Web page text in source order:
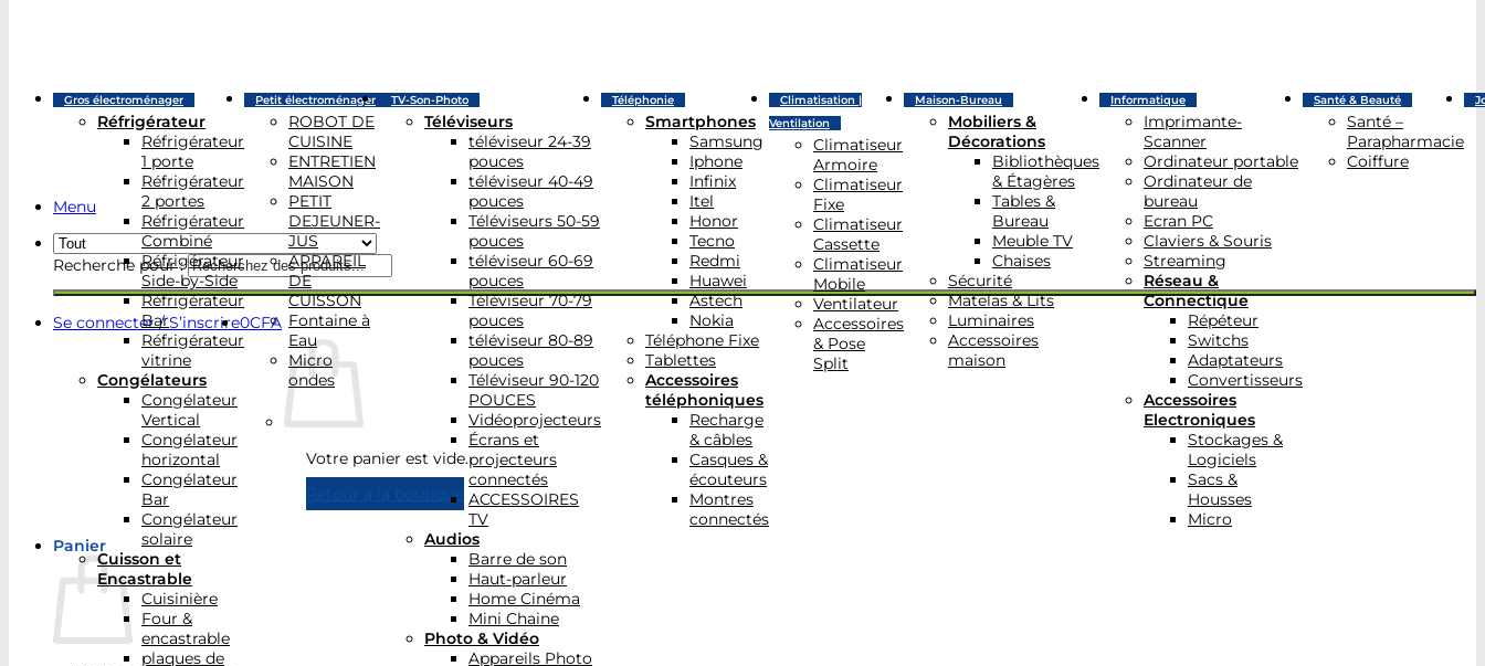
Menu
Recherche pour :
Se connecter / S’inscrire0CFA
Votre panier est vide.
Retour à la boutique
Panier
Gros électroménager
Réfrigérateur
Réfrigérateur
1 porte
Réfrigérateur
2 portes
Réfrigérateur
Combiné
Réfrigérateur
Side-by-Side
Réfrigérateur
Bar
Réfrigérateur
vitrine
Congélateurs
Congélateur
Vertical
Congélateur
horizontal
Congélateur
Bar
Congélateur
solaire
Cuisson et
Encastrable
Cuisinière
Four &
encastrable
plaques de
Petit électroménager
ROBOT DE
CUISINE
ENTRETIEN
MAISON
PETIT
DEJEUNER-
JUS
APPAREIL
DE
CUISSON
Fontaine à
Eau
Micro
ondes
TV-Son-Photo
Téléviseurs
téléviseur 24-39
pouces
téléviseur 40-49
pouces
Téléviseurs 50-59
pouces
téléviseur 60-69
pouces
Téléviseur 70-79
pouces
téléviseur 80-89
pouces
Téléviseur 90-120
POUCES
Vidéoprojecteurs
Écrans et
projecteurs
connectés
ACCESSOIRES
TV
Audios
Barre de son
Haut-parleur
Home Cinéma
Mini Chaine
Photo & Vidéo
Appareils Photo
Téléphonie
Smartphones
Samsung
Iphone
Infinix
Itel
Honor
Tecno
Redmi
Huawei
Astech
Nokia
Téléphone Fixe
Tablettes
Accessoires
téléphoniques
Recharge
& câbles
Casques &
écouteurs
Montres
connectés
Climatisation |
Ventilation
Climatiseur
Armoire
Climatiseur
Fixe
Climatiseur
Cassette
Climatiseur
Mobile
Ventilateur
Accessoires
& Pose
Split
Maison-Bureau
Mobiliers &
Décorations
Bibliothèques
& Étagères
Tables &
Bureau
Meuble TV
Chaises
Sécurité
Matelas & Lits
Luminaires
Accessoires
maison
Informatique
Imprimante-
Scanner
Ordinateur portable
Ordinateur de
bureau
Ecran PC
Claviers & Souris
Streaming
Réseau &
Connectique
Répéteur
Switchs
Adaptateurs
Convertisseurs
Accessoires
Electroniques
Stockages &
Logiciels
Sacs &
Housses
Micro
Santé & Beauté
Santé –
Parapharmacie
Coiffure